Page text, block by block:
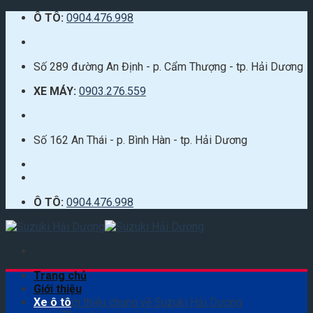
Skip
content
Ô TÔ: 0904.476.998
Số 289 đường An Định - p. Cẩm Thượng - tp. Hải Dương
XE MÁY: 0903.276.559
Số 162 An Thái - p. Bình Hàn - tp. Hải Dương
Ô TÔ: 0904.476.998
Trang chủ
Giới thiệu
Giới thiệu chung về Suzuki Hải Dương
Xe ô tô